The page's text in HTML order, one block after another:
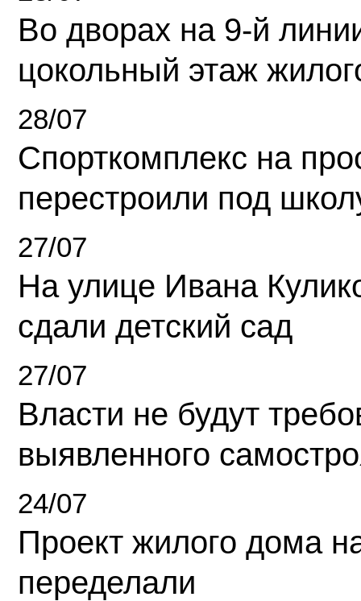
Во дворах на 9-й
цокольный этаж
28/07
Спорткомплекс на
перестроили под
27/07
На улице Ивана
сдали детский сад
27/07
Власти не будут
выявленного
24/07
Проект жилого дома
переделали